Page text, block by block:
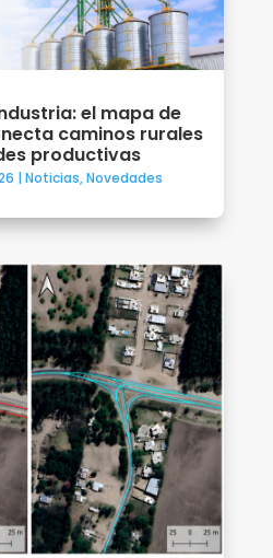
el mapa de
caminos rurales
productivas
| Noticias,Novedades